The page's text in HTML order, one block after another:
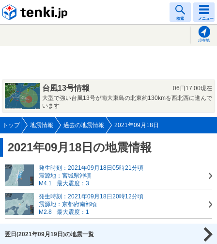
検索 メニュー
現在地
台風13号情報
06日17:00現在
大型で強い台風13号が南大東島の北東約130kmを西北西に進んで
います
トップ 地震情報 過去の地震情報 2021年09月18日
2021年09月18日の地震情報
発生時刻：2021年09月18日05時21分頃
震源地：宮城県沖頃
M4.1
最大震度：3
発生時刻：2021年09月18日20時12分頃
震源地：京都府南部頃
M2.8
最大震度：1
翌日(2021年09月19日)の地震一覧